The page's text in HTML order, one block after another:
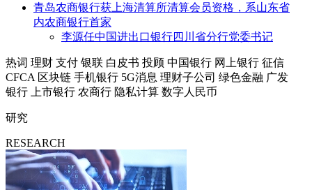
青岛农商银行获上海清算所清算会员资格，系山东省
内农商银行首家
李源任中国进出口银行四川省分行党委书记
热词 理财 支付 银联 白皮书 投顾 中国银行 网上银行 征信
CFCA 区块链 手机银行 5G消息 理财子公司 绿色金融 广发
银行
上市银行 农商行 隐私计算 数字人民币
研究
RESEARCH